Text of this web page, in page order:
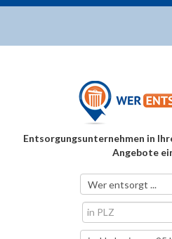
Entsorgungsunternehmen in
Angebote